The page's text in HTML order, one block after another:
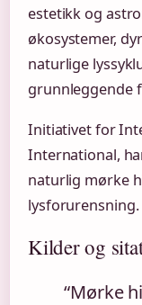
estetikk og
økosystemer,
naturlige
grunnleggende
Initiativet for
International,
naturlig mørke
lysforurensning.
Kilder og
“Mørke